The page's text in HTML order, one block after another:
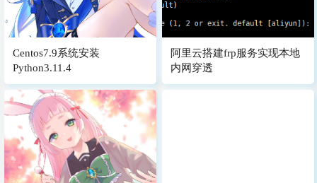
Centos7.9系统安装
Python3.11.4
阿里云搭建frp服务实现本地
内网穿透